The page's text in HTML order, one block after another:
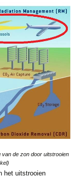
van de zon dooruitstrooien
het uitstrooien